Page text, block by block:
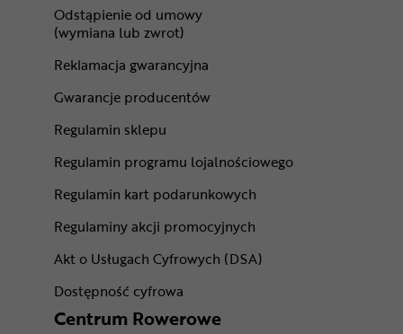
Odstąpienie od umowy
(wymiana lub zwrot)
Reklamacja gwarancyjna
Gwarancje producentów
Regulamin sklepu
Regulamin programu lojalnościowego
Regulamin kart podarunkowych
Regulaminy akcji promocyjnych
Akt o Usługach Cyfrowych (DSA)
Dostępność cyfrowa
Centrum Rowerowe